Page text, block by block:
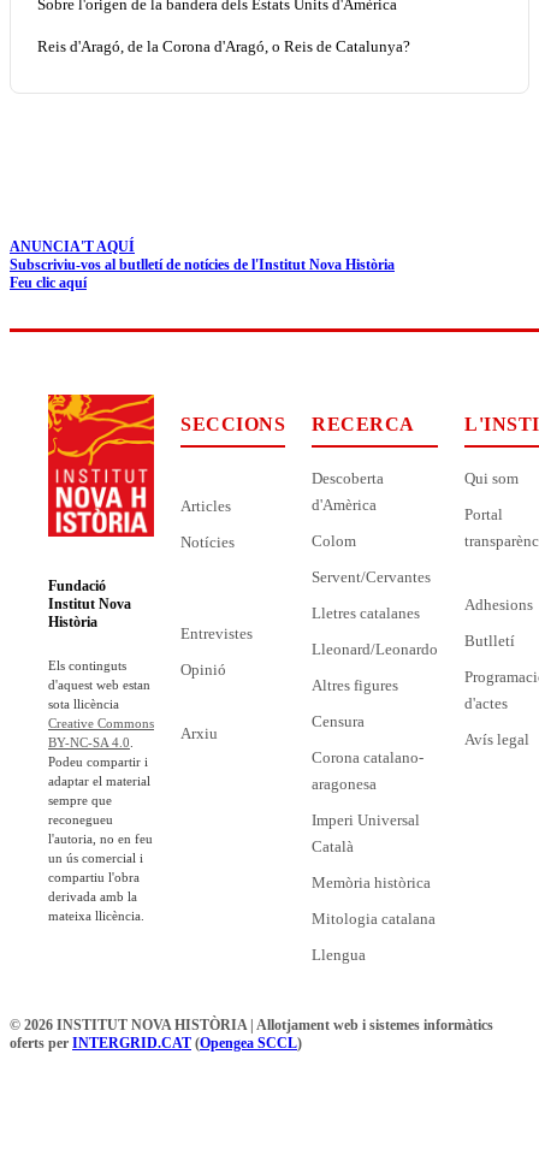
Sobre l'origen de la bandera dels Estats Units d'Amèrica
Reis d'Aragó, de la Corona d'Aragó, o Reis de Catalunya?
ANUNCIA'T AQUÍ
Subscriviu-vos al butlletí de notícies de l'Institut Nova Història
Feu clic aquí
Fundació
Institut Nova
Història
Els continguts
d'aquest web estan
sota llicència
Creative Commons
BY-NC-SA 4.0
Podeu compartir i
adaptar el material
sempre que
reconegueu
l'autoria, no en feu
un ús comercial i
compartiu l'obra
derivada amb la
mateixa llicència.
SECCIONS
Articles
Notícies
Entrevistes
Opinió
Arxiu
RECERCA
Descoberta
d'Amèrica
Colom
Servent/Cervantes
Lletres catalanes
Lleonard/Leonardo
Altres figures
Censura
Corona catalano-
aragonesa
Imperi Universal
Català
Memòria històrica
Mitologia catalana
Llengua
Qui som
Portal
Adhesions
Butlletí
d'actes
Avís legal
© 2026 INSTITUT NOVA HISTÒRIA | Allotjament web i sistemes informàtics
oferts per INTERGRID.CAT (Opengea SCCL)